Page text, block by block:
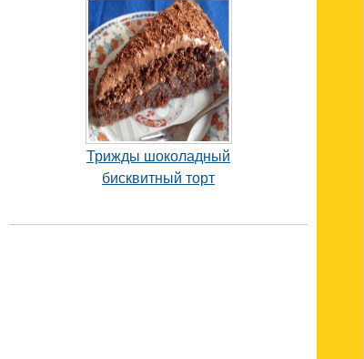
Трижды шоколадный
бисквитный торт